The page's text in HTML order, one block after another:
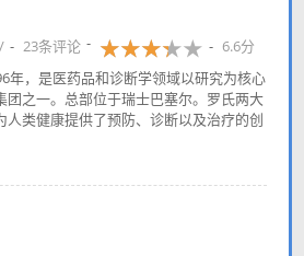
23条评论
6.6分
年，是医药品和诊断学领域以研究为核心
团之一。总部位于瑞士巴塞尔。罗氏两大
人类健康提供了预防、诊断以及治疗的创